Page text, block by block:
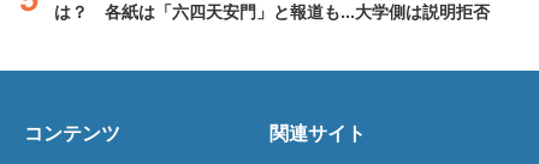
は？ 各紙は「六四天安門」と報道も...大学側は説明拒否
コンテンツ 関連サイト